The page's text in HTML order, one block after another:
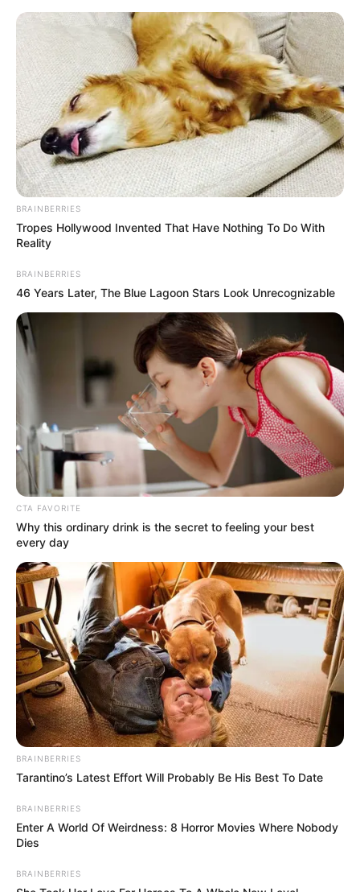
Fonte: Seu lar mais doce
9. Jogo de banheiro vermelho com flores em
barbante mesclado
BRAINBERRIES
Tropes Hollywood Invented That Have Nothing To Do With
Reality
BRAINBERRIES
46 Years Later, The Blue Lagoon Stars Look Unrecognizable
CTA FAVORITE
Why this ordinary drink is the secret to feeling your best
every day
BRAINBERRIES
Tarantino’s Latest Effort Will Probably Be His Best To Date
BRAINBERRIES
Enter A World Of Weirdness: 8 Horror Movies Where Nobody
Dies
BRAINBERRIES